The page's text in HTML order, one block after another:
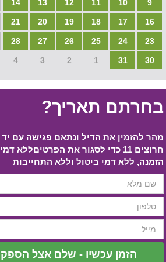
9
10
11
12
13
14
16
17
18
19
20
21
23
24
25
26
27
28
30
31
1
2
3
4
בחרתם תאריך?
מהר להזמין את הדיל ונתאם פגישה עם יד
חרוצים 11 כדי לסגור את הפרטים​ ללא דמי
הזמנה, ללא דמי ביטול וללא התחייבות
הזמן עכשיו - שלם אצל הספק